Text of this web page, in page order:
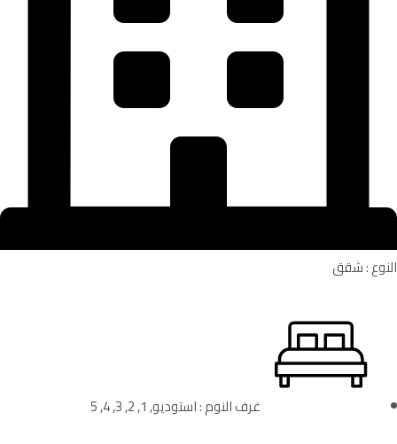
النوع : شقق
غرف النوم : استوديو, 1, 2, 3, 4, 5